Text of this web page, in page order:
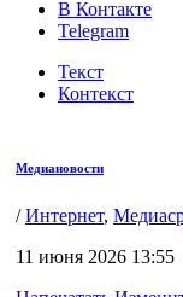
В Контакте
Telegram
Текст
Контекст
Медиановости
/Интернет,
11 июня 2026 13:55